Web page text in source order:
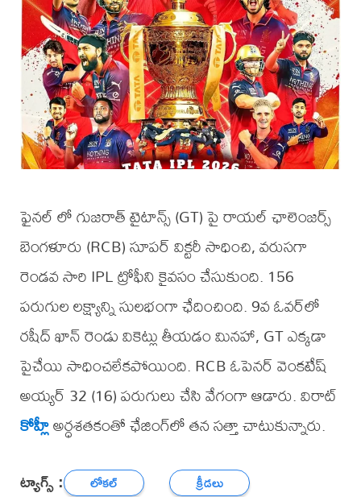
ఫైనల్ లో గుజరాత్ టైటాన్స్ (GT) పై రాయల్ ఛాలెంజర్స్
బెంగళూరు (RCB) సూపర్ విక్టరీ సాధించి, వరుసగా
రెండవ సారి IPL ట్రోఫీని కైవసం చేసుకుంది. 156
పరుగుల లక్ష్యాన్ని సులభంగా ఛేదించింది. 9వ ఓవర్‌లో
రషీద్ ఖాన్ రెండు వికెట్లు తీయడం మినహా, GT ఎక్కడా
పైచేయి సాధించలేకపోయింది. RCB ఓపెనర్ వెంకటేష్
అయ్యర్ 32 (16) పరుగులు చేసి వేగంగా ఆడారు. విరాట్
కోహ్లీఅర్ధశతకంతో ఛేజింగ్‌లో తన సత్తా చాటుకున్నారు.
ట్యాగ్స్ : లోకల్
క్రీడలు